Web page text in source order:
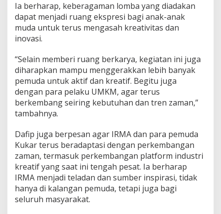
Ia berharap, keberagaman lomba yang diadakan
dapat menjadi ruang ekspresi bagi anak-anak
muda untuk terus mengasah kreativitas dan
inovasi.
“Selain memberi ruang berkarya, kegiatan ini juga
diharapkan mampu menggerakkan lebih banyak
pemuda untuk aktif dan kreatif. Begitu juga
dengan para pelaku UMKM, agar terus
berkembang seiring kebutuhan dan tren zaman,”
tambahnya.
Dafip juga berpesan agar IRMA dan para pemuda
Kukar terus beradaptasi dengan perkembangan
zaman, termasuk perkembangan platform industri
kreatif yang saat ini tengah pesat. Ia berharap
IRMA menjadi teladan dan sumber inspirasi, tidak
hanya di kalangan pemuda, tetapi juga bagi
seluruh masyarakat.